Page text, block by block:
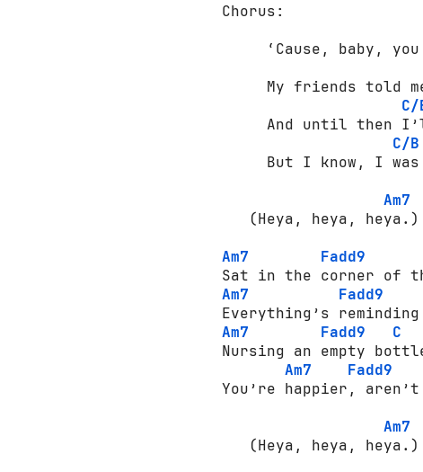
Chorus:
‘Cause, baby,
My friends told
C/
And until then
C/B
But I know, I
Am7
   (Heya, heya, heya.)
Am7
Fadd9
Am7
Fadd9
Am7
Fadd9 C
Nursing an empty
Am7
Fadd9
You’re happier, aren’t
Am7
   (Heya, heya, heya.)